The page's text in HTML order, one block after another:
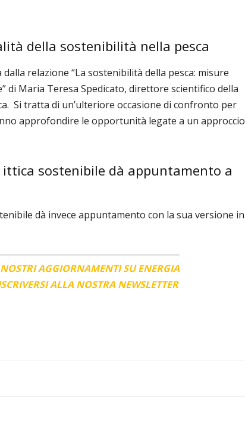
della sostenibilità nella pesca
relazione “La sostenibilità della pesca: misure
di Maria Teresa Spedicato, direttore scientifico della
Si tratta di un’ulteriore occasione di confronto per
approfondire le opportunità legate a un approccio
sostenibile dà appuntamento a
dà invece appuntamento con la sua versione in
AGGIORNAMENTI SU ENERGIA
ALLA NOSTRA NEWSLETTER